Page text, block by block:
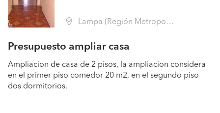
Lampa (Región Metropolitana - Chacabuco)
Presupuesto ampliar casa
Ampliacion de casa de 2 pisos, la ampliacion considera
en el primer piso comedor 20 m2, en el segundo piso
dos dormitorios.